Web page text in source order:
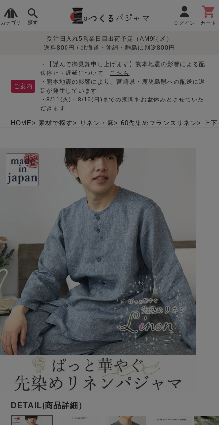
カテゴリ 探す ログイン カート
レディースパジャマ
夏 秋
メンズパジャマ
夏 秋
ガールズパジャマ
生地で
さがす
ガーゼ
サッカー/ちぢみ 楊
柳
ニット/ストレッチ 起毛/フランネル
柄物
目的別で
さがす
敏感肌用
パジャマ
入院・介護
胸が目立たない
マタニティ
パジャマ
ペアで
そろえたい
体型別におすすめパジ
ャマ
年齢別におすすめパジ
ャマ
ルームウェア
インナーウェア 生活雑貨 カタログギフト
売れ筋ランキング
- Item Ranking -
- New Arrival -
デザインで
さがす
ィース
パジャマ
前開き
作務衣 胸がすけない
羽織・バスロ
ズボン単品
すべてのメン
ズ
パジャマ
長袖 半袖
夏パジャマ特集 つくるパジャマとは
お支払い・送料・配送
について
返品・交換について
会社概要 お買い物ガイド 安心の日本製
SDGsの取り組み
受注日入れ5営業日目出荷予定（AM9時〆）
送料800円 / 北海道・沖縄・離島は別途800円
ご案内
・【謹んで御見舞申し上げます】熊本地震の影響による配
送停止・遅延について こちら
・熊本地震の影響により、宮崎県・鹿児島県への配送に遅
延が発生しています
・8/11(火)～8/16(日)までの期間をお盆休みとさせていた
だきます
HOME 素材で探す リネン・麻 60先染めフランスリネン 上